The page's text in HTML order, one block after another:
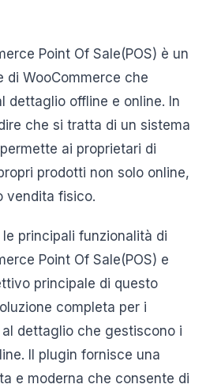
Point Of Sale(POS) è un
di WooCommerce che
dettaglio offline e online. In
che si tratta di un sistema
ai proprietari di
prodotti non solo online,
vendita fisico.
le principali funzionalità di
Point Of Sale(POS) e
principale di questo
completa per i
dettaglio che gestiscono i
Il plugin fornisce una
e moderna che consente di